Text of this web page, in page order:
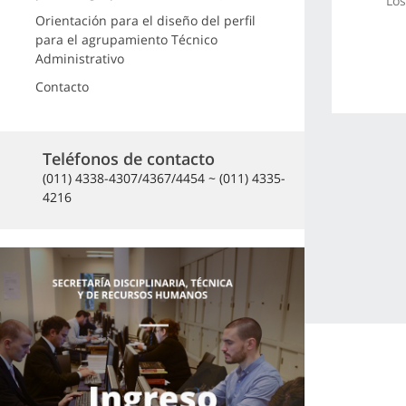
Orientación para el diseño del perfil
para el agrupamiento Técnico
Administrativo
Contacto
Teléfonos de contacto
(011) 4338-4307/4367/4454 ~ (011) 4335-
4216